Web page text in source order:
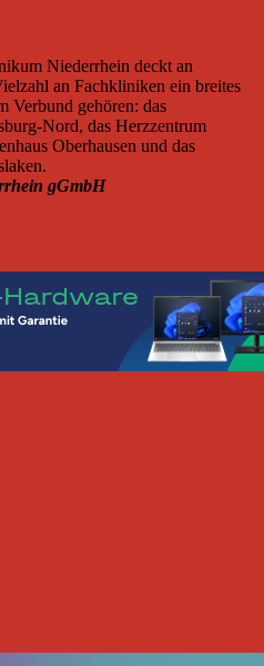
Niederrhein deckt an
an Fachkliniken ein breites
Verbund gehören: das
Nord, das Herzzentrum
Oberhausen und das
gGmbH